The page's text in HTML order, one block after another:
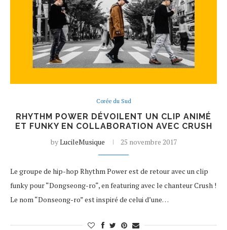
Corée du Sud
RHYTHM POWER DÉVOILENT UN CLIP ANIMÉ
ET FUNKY EN COLLABORATION AVEC CRUSH
byLucileMusique 25 novembre 2017
Le groupe de hip-hop Rhythm Power est de retour avec un clip
funky pour “Dongseong-ro“, en featuring avec le chanteur Crush !
Le nom “Donseong-ro” est inspiré de celui d’une…